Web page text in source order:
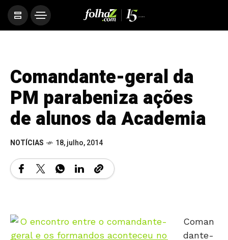
Comandante-geral da
PM parabeniza ações
de alunos da Academia
NOTÍCIAS 18, julho, 2014
Coman
dante-